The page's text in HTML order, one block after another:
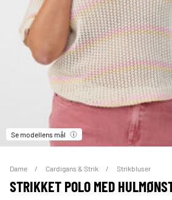
Se modellens mål
Dame Cardigans & Strik Strikbluser
STRIKKET POLO MED